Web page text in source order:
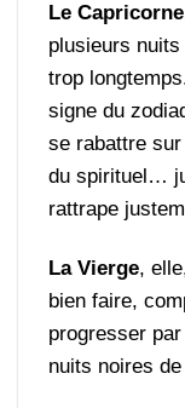
Le Capricorne
plusieurs
trop
signe du
se rabattre
du spirituel…
rattrape
La Vierge,
bien faire,
progresser
nuits noires de